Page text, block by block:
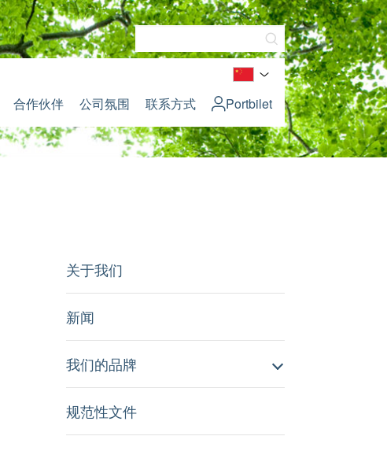
合作伙伴 公司氛围 联系方式 Portbilet
关于我们
新闻
我们的品牌
规范性文件